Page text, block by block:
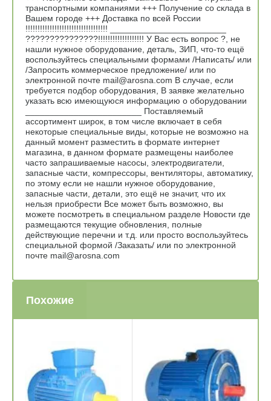
транспортными компаниями +++ Получение со склада в
Вашем городе +++ Доставка по всей России
!!!!!!!!!!!!!!!!!!!!!!!!!!!!!!!!!! ________________________
???????????????!!!!!!!!!!!!!!!!!!! У Вас есть вопрос ?, не
нашли нужное оборудование, деталь, ЗИП, что-то ещё
воспользуйтесь специальными формами /Написать/ или
/Запросить коммерческое предложение/ или по
электронной почте mail@arosna.com В случае, если
требуется подбор оборудования, В заявке желательно
указать всю имеющуюся информацию о оборудовании
________________________ Поставляемый
ассортимент широк, в том числе включает в себя
некоторые специальные виды, которые не возможно на
данный момент разместить в формате интернет
магазина, в данном формате размещены наиболее
часто запрашиваемые насосы, электродвигатели,
запасные части, компрессоры, вентиляторы, автоматику,
по этому если не нашли нужное оборудование,
запасные части, детали, это ещё не значит, что их
нельзя приобрести Все может быть возможно, вы
можете посмотреть в специальном разделе Новости где
размещаются текущие обновления, полные
действующие перечни и т.д. или просто воспользуйтесь
специальной формой /Заказать/ или по электронной
почте mail@arosna.com
Похожие